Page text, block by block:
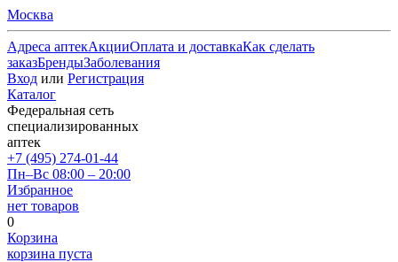
Москва
Адреса аптекАкцииОплата и доставкаКак сделать
заказБрендыЗаболевания
Вход или Регистрация
Каталог
Федеральная сеть
специализированных
аптек
+7 (495) 274-01-44
Пн–Вс 08:00 – 20:00
Избранное
нет товаров
0
Корзина
корзина пуста